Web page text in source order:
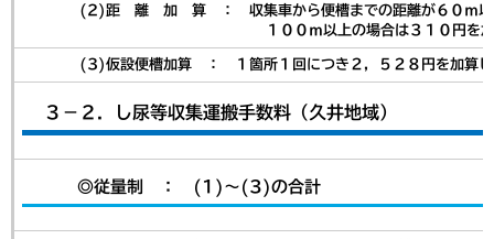
(2)距 離 加 算 ： 収集車から便槽までの距離が６０ｍ以上１
１００ｍ以上の場合は３１０円を加算し
(3)仮設便槽加算 ： １箇所１回につき２，５２８円を加算し
３－２．し尿等収集運搬手数料（久井地域）
◎従量制 ： (1)～(3)の合計